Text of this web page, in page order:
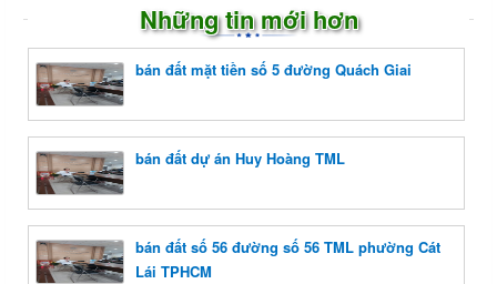
Những tin mới hơn
bán đất mặt tiền số 5 đường Quách Giai
bán đất dự án Huy Hoàng TML
bán đất số 56 đường số 56 TML phường Cát
Lái TPHCM